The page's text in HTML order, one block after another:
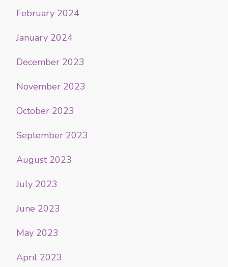
February 2024
January 2024
December 2023
November 2023
October 2023
September 2023
August 2023
July 2023
June 2023
May 2023
April 2023